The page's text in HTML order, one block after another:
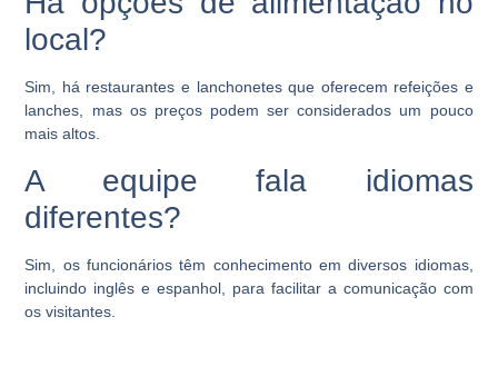
local?
Sim, há restaurantes e lanchonetes que oferecem refeições e
lanches, mas os preços podem ser considerados um pouco
mais altos.
A equipe fala idiomas
diferentes?
Sim, os funcionários têm conhecimento em diversos idiomas,
incluindo inglês e espanhol, para facilitar a comunicação com
os visitantes.